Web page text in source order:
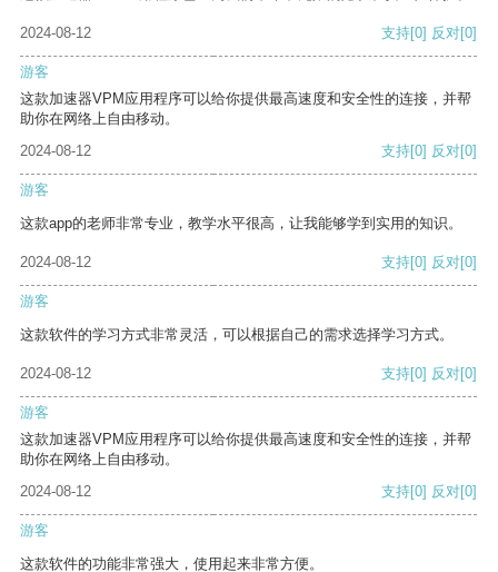
2024-08-12 支持[0] 反对[0]
游客
这款加速器VPM应用程序可以给你提供最高速度和安全性的连接，并帮
助你在网络上自由移动。
2024-08-12
支持[0] 反对[0]
游客
这款app的老师非常专业，教学水平很高，让我能够学到实用的知识。
2024-08-12 支持[0] 反对[0]
游客
这款软件的学习方式非常灵活，可以根据自己的需求选择学习方式。
2024-08-12 支持[0] 反对[0]
游客
这款加速器VPM应用程序可以给你提供最高速度和安全性的连接，并帮
助你在网络上自由移动。
2024-08-12
支持[0] 反对[0]
游客
这款软件的功能非常强大，使用起来非常方便。